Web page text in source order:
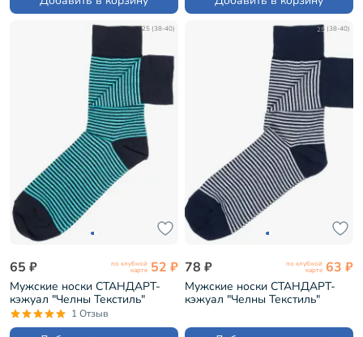
25 (38-40)
65 ₽ по клубной
карте 52 ₽
Мужские носки СТАНДАРТ-
кэжуал "Челны Текстиль"
СИНЕ-БИРЮЗОВЫЕ (без
этикеток) (L34-К2)
1 Отзыв
25 (38-40)
78 ₽ по клубной
карте 63 ₽
Мужские носки СТАНДАРТ-
кэжуал "Челны Текстиль"
(L34-К2)